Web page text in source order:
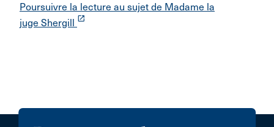
Poursuivre la lecture au sujet de Madame la
juge Shergill launch